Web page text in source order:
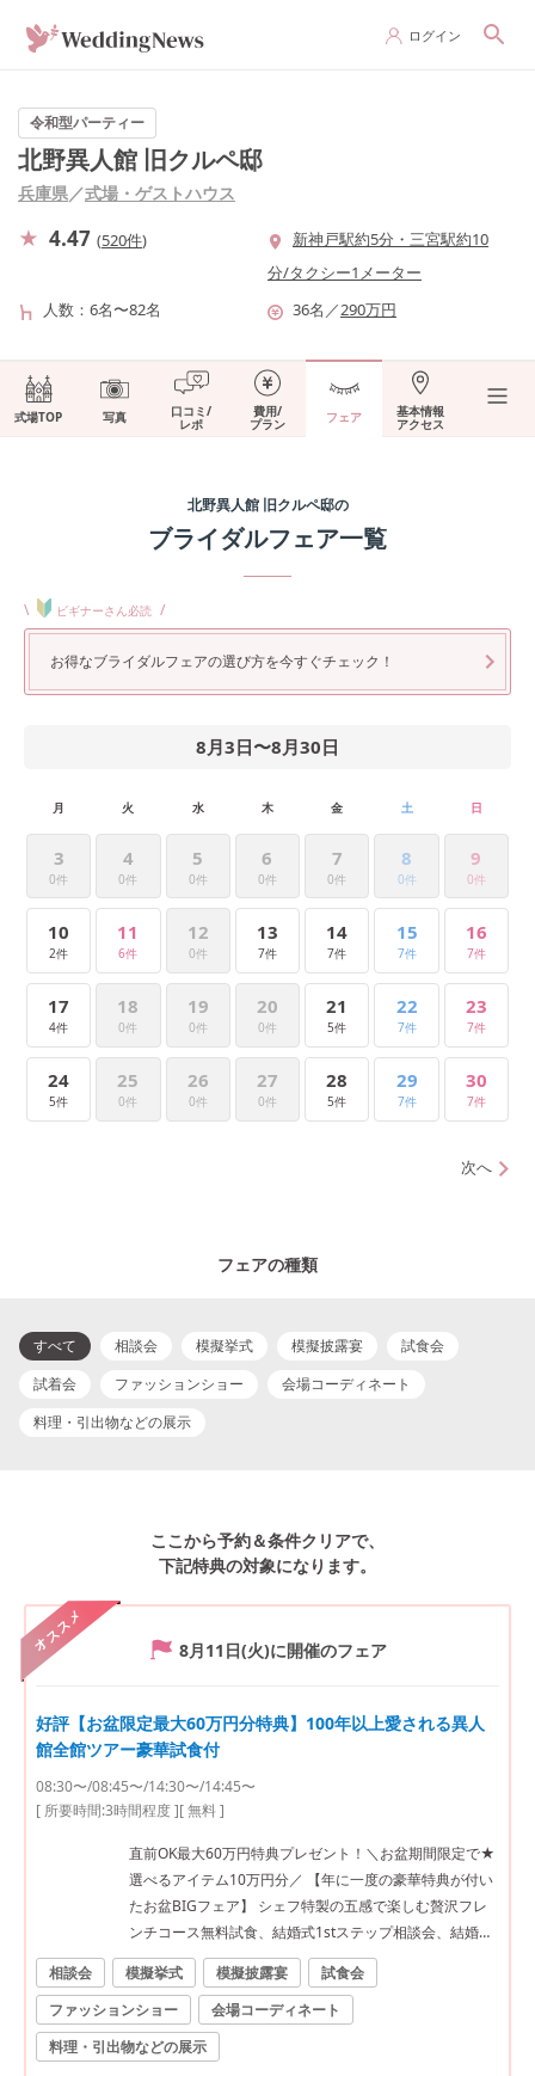
ログイン
令和型パーティー
北野異人館 旧クルペ邸
兵庫県／式場・ゲストハウス
4.47 (520件)
新神戸駅約5分・三宮駅約10
分/タクシー1メーター
人数
6名〜82名 36名 ／290万円
式場TOP 写真 口コミ/
レポ
費用/
プラン フェア 基本情報
アクセス
北野異人館 旧クルペ邸の
ブライダルフェア一覧
\ ビギナーさん必読 /
お得なブライダルフェアの選び方を今すぐチェック！
8月3日〜8月30日
月 火 水 木 金 土 日
3
0件
4
0件
5
0件
6
0件
7
0件
8
0件
9
0件
10
2件
11
6件
12
0件
13
7件
14
7件
15
7件
16
7件
17
4件
18
0件
19
0件
20
0件
21
5件
22
7件
23
7件
24
5件
25
0件
26
0件
27
0件
28
5件
29
7件
30
7件
次へ
フェアの種類
すべて 相談会 模擬挙式 模擬披露宴
試食会
試着会
ファッションショー
会場コーディネート
料理・引出物などの展示
ここから予約＆条件クリアで、
下記特典の対象になります。
オススメ 8月11日(火)に開催のフェア
好評【お盆限定最大60万円分特典】100年以上愛される異人
館全館ツアー豪華試食付
08:30〜/08:45〜/14:30〜/14:45〜
[ 所要時間:3時間程度][ 無料 ]
直前OK最大60万円特典プレゼント！＼お盆期間限定で★
選べるアイテム10万円分／ 【年に一度の豪華特典が付い
たお盆BIGフェア】 シェフ特製の五感で楽しむ贅沢フレ
ンチコース無料試食、結婚式1stステップ相談会、結婚式
直前のコーディネートが付いたトータルフェア♪ ■料理口
コミ高評価！贅沢2万円相当のフレンチを無料試食 「パリ
金賞スペシャリテ」「甘鯛の鱗焼き」「とろける黒毛和
牛フィレ肉のポワレ」「パティシエ特製スイーツ」など
豪華メニューでおもてなしの味を試そう。 ◇1件目見学
相談会 模擬挙式 模擬披露宴
試食会
ファッションショー
会場コーディネート
料理・引出物などの展示